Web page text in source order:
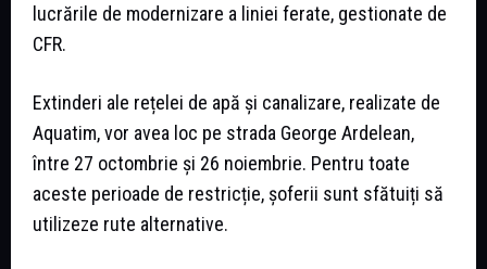
lucrările de modernizare a liniei ferate, gestionate de
CFR.
Extinderi ale rețelei de apă și canalizare, realizate de
Aquatim, vor avea loc pe strada George Ardelean,
între 27 octombrie și 26 noiembrie. Pentru toate
aceste perioade de restricție, șoferii sunt sfătuiți să
utilizeze rute alternative.